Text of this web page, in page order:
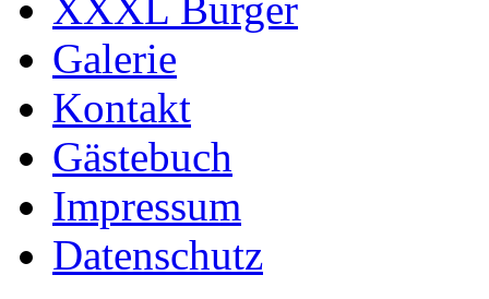
Galerie
Kontakt
Gästebuch
Impressum
Datenschutz